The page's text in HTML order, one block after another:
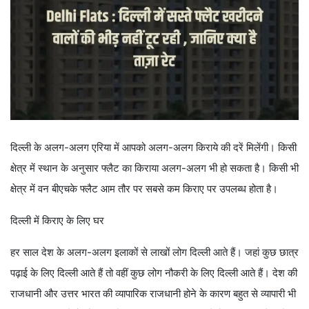
दिल्ली के अलग-अलग एरिया में आपको अलग-अलग किराये की दरें मिलेंगी। किसी
क्षेत्र में स्थान के अनुसार फ्लैट का किराया अलग-अलग भी हो सकता है। किसी भी
क्षेत्र में वन बीएचके फ्लैट आम तौर पर सबसे कम किराए पर उपलब्ध होता है।
दिल्ली में किराए के लिए घर
हर साल देश के अलग-अलग इलाकों से लाखों लोग दिल्ली आते हैं। जहां कुछ छात्र
पढ़ाई के लिए दिल्ली आते हैं तो वहीं कुछ लोग नौकरी के लिए दिल्ली आते हैं। देश की
राजधानी और उत्तर भारत की व्यापारिक राजधानी होने के कारण बहुत से व्यापारी भी